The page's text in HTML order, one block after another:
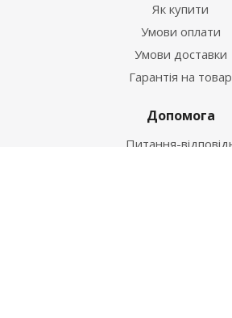
Як купити
Умови оплати
Умови доставки
Гарантія на товар
Допомога
Питання-